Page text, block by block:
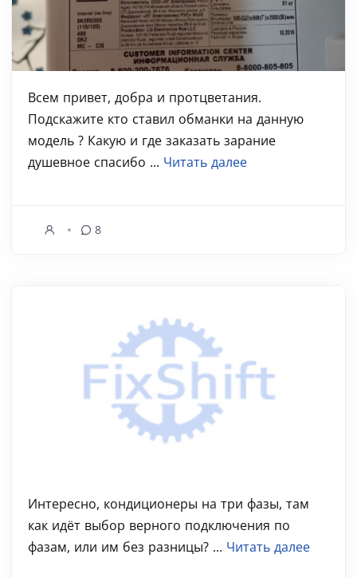
Всем привет, добра и протцветания.
Подскажите кто ставил обманки на данную
модель ? Какую и где заказать зарание
душевное спасибо ... Читать далее
8
Интересно, кондиционеры на три фазы, там
как идёт выбор верного подключения по
фазам, или им без разницы? ... Читать далее